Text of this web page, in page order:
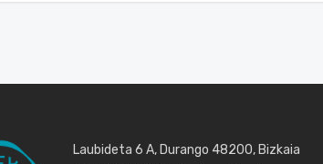
Laubideta 6 A, Durango 48200, Bizkaia